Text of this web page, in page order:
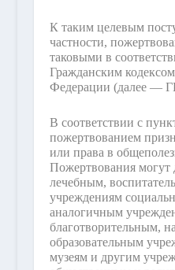
К таким целевым
частности,
таковыми в
Гражданским
Федерации (далее —
В соответствии с
пожертвованием
или права в
Пожертвования могут
лечебным,
учреждениям
аналогичным
благотворительным,
образовательным
музеям и другим